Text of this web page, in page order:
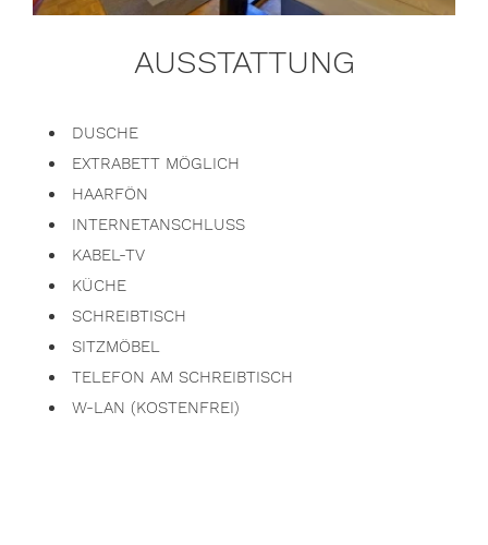
AUSSTATTUNG
DUSCHE
EXTRABETT MÖGLICH
HAARFÖN
INTERNETANSCHLUSS
KABEL-TV
KÜCHE
SCHREIBTISCH
SITZMÖBEL
TELEFON AM SCHREIBTISCH
W-LAN (KOSTENFREI)